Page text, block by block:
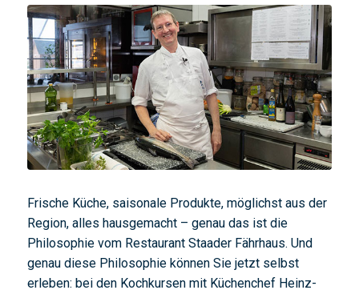
Frische Küche, saisonale Produkte, möglichst aus der
Region, alles hausgemacht – genau das ist die
Philosophie vom Restaurant Staader Fährhaus. Und
genau diese Philosophie können Sie jetzt selbst
erleben: bei den Kochkursen mit Küchenchef Heinz-